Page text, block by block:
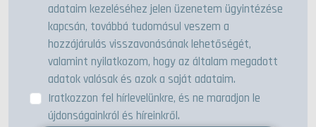
adataim kezeléséhez jelen üzenetem ügyintézése
kapcsán, továbbá tudomásul veszem a
hozzájárulás visszavonásának lehetőségét,
valamint nyilatkozom, hogy az általam megadott
adatok valósak és azok a saját adataim.
Iratkozzon fel hírlevelünkre, és ne maradjon le
újdonságainkról és híreinkről.